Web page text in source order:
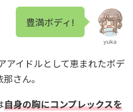
豊満ボディ!
yuka
アイドルとして恵まれたボデ
さん。
自身の胸にコンプレックスを